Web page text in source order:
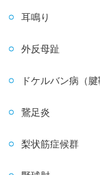
耳鳴り
外反母趾
ドケルバン病（腱
鵞足炎
梨状筋症候群